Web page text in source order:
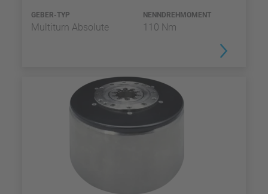
GEBER-TYP
Multiturn Absolute
NENNDREHMOMENT
110 Nm